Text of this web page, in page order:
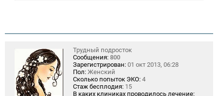
Трудный подросток
Сообщения: 800
Зарегистрирован: 01 окт 2013, 06:28
Пол: Женский
Сколько попыток ЭКО: 4
Стаж бесплодия: 15
В каких клиниках проводилось лечение: